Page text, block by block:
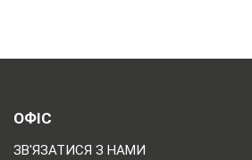
ОФІС
ЗВ'ЯЗАТИСЯ З НАМИ